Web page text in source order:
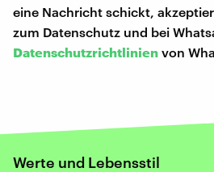
eine Nachricht schickt,
zum Datenschutz und bei
Datenschutzrichtlinien von
Werte und Lebensstil